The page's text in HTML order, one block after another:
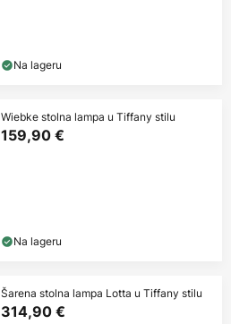
Na lageru
Wiebke stolna lampa u Tiffany stilu
159,90 €
Na lageru
Šarena stolna lampa Lotta u Tiffany stilu
314,90 €